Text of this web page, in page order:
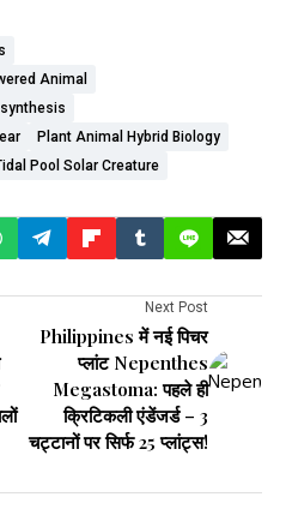
Animal
Plant Animal Hybrid Biology
Pool Solar Creature
Next Post
Philippines में नई पिचर
प्लांट Nepenthes
Megastoma: पहले ही
क्रिटिकली एंडेंजर्ड – 3
चट्टानों पर सिर्फ 25 प्लांट्स!